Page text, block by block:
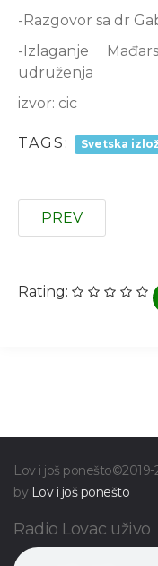
-Razgovor sa dr
-Izlaganje
udruženja
izvor: cic
TAGS: Svetska
PREV
Rating:
Lov i još ponešto©2019-
by Lov i još ponešto
Radio Lovac uživo